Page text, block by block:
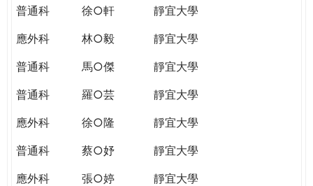
普通科
徐○軒
靜宜大學
應外科
林○毅
靜宜大學
普通科
馬○傑
靜宜大學
普通科
羅○芸
靜宜大學
應外科
徐○隆
靜宜大學
普通科
蔡○妤
靜宜大學
應外科
張○婷
靜宜大學